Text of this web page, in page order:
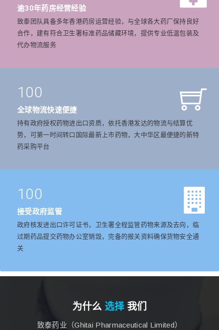
逾30年药房经营经验
致泰团队具备多年香港药房运营经验，与全球各大药厂保持良好
合作，建有符合卫生署标准药品储藏环境，提供专业低温包装及
代办物流服务
100
全球物流快速便捷
持有政府授权药物进出口资质，依托香港发达的物流与结算优
势，可第一时间转口国际最新上市药物，大中华区最便捷的新特
药采购平台
100
接受政府监管
政府核发进出口许可证书，卫生署全程监管药物来源及去向，临
过期药品提交药物办公室销毁，完备的报关资料确保货物安全通
关
为什么 选择我们
致泰药业（Ghitai Pharmaceutical Limited）